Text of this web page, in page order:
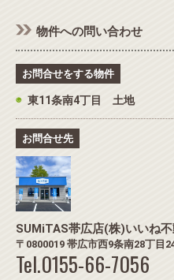
物件への問い合わせ
お問合せをする物件
◉ 東11条南4丁目 土地
お問合せ先
SUMiTAS帯広店(株)いいね
〒0800019 帯広市西9条南28丁
Tel.0155-66-7056